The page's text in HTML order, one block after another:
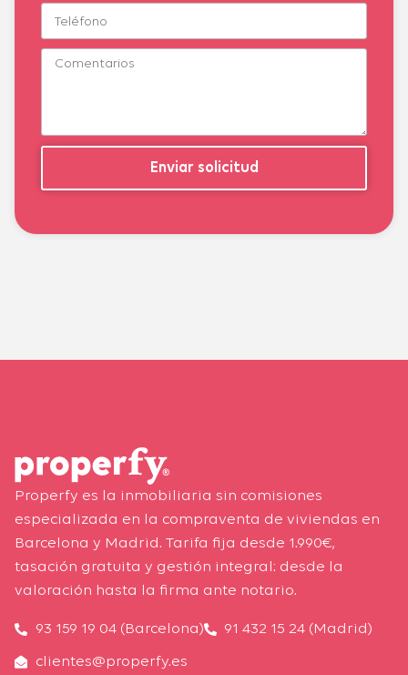
Enviar solicitud
Properfy es la inmobiliaria sin comisiones
especializada en la compraventa de viviendas en
Barcelona y Madrid. Tarifa fija desde 1.990€,
tasación gratuita y gestión integral: desde la
valoración hasta la firma ante notario.
93 159 19 04 (Barcelona) 91 432 15 24 (Madrid)
clientes@properfy.es